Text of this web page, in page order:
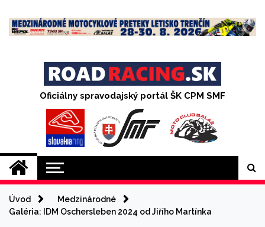
content
Oficiálny spravodajský portál ŠK CPM SMF
Úvod
Medzinárodné
Galéria: IDM Oschersleben 2024 od Jiřího Martínka